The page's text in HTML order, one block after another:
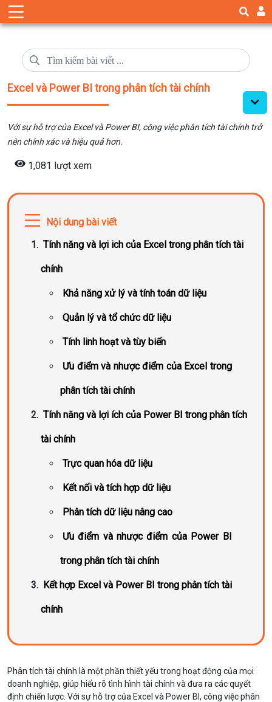
Excel và Power BI trong phân tích tài chính
Với sự hỗ trợ của Excel và Power BI, công việc phân tích tài chính trở
nên chính xác và hiệu quả hơn.
1,081 lượt xem
Nội dung bài viết
Tính năng và lợi ich của Excel trong phân tích tài
chính
Khả năng xử lý và tính toán dữ liệu
Quản lý và tổ chức dữ liệu
Tính linh hoạt và tùy biến
Ưu điểm và nhược điểm của Excel trong
phân tích tài chính
Tính năng và lợi ích của Power BI trong phân tích
tài chính
Trực quan hóa dữ liệu
Kết nối và tích hợp dữ liệu
Phân tích dữ liệu nâng cao
Ưu điểm và nhược điểm của Power BI
trong phân tích tài chính
Kết hợp Excel và Power BI trong phân tích tài
chính
Phân tích tài chính là một phần thiết yếu trong hoạt động của mọi
doanh nghiệp, giúp hiểu rõ tình hình tài chính và đưa ra các quyết
định chiến lược. Với sự hỗ trợ của Excel và Power BI, công việc phân